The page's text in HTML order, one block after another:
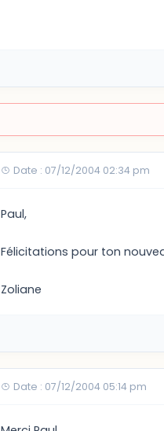
Date : 07/12/2004 02:34 pm
Paul,
Félicitations pour ton
Zoliane
Date : 07/12/2004 05:14 pm